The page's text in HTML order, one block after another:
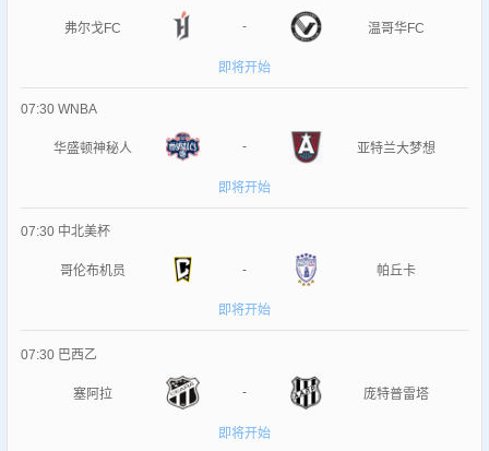
弗尔戈FC - 温哥华FC
即将开始
07:30 WNBA
华盛顿神秘人 - 亚特兰大梦想
即将开始
07:30 中北美杯
哥伦布机员 - 帕丘卡
即将开始
07:30 巴西乙
塞阿拉 - 庞特普雷塔
即将开始